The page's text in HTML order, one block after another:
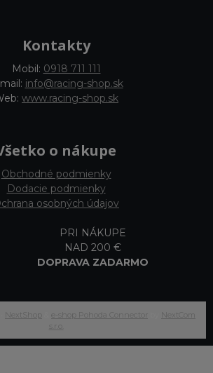
Kontakty
Mobil: 0918 711 111
info@racing-shop.sk
www.racing-shop.sk
o nákupe
Obchodné podmienky
Dodacie podmienky
osobných údajov
PRI NÁKUPE
NAD 200 €
DOPRAVA ZADARMO
NextShop e-shop Pohoda Connector
NextCom